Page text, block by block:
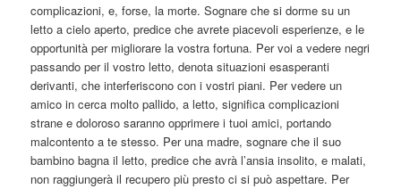
complicazioni, e, forse, la morte. Sognare che si dorme su un
letto a cielo aperto, predice che avrete piacevoli esperienze, e le
opportunità per migliorare la vostra fortuna. Per voi a vedere negri
passando per il vostro letto, denota situazioni esasperanti
derivanti, che interferiscono con i vostri piani. Per vedere un
amico in cerca molto pallido, a letto, significa complicazioni
strane e doloroso saranno opprimere i tuoi amici, portando
malcontento a te stesso. Per una madre, sognare che il suo
bambino bagna il letto, predice che avrà l’ansia insolito, e malati,
non raggiungerà il recupero più presto ci si può aspettare. Per